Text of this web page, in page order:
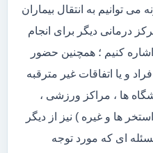
می توانیم به انتقال بیماران
درمانی دیگر برای انجام
کنیم ؛ همچنین حضور
و یا اتفاقات غیر مترقبه
ها ، مراکز ورزشی ،
ها و غیره ) نیز از دیگر
ای که مورد توجه